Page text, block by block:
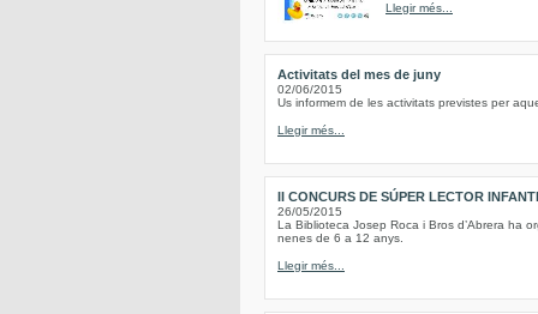
Llegir més...
Activitats del mes de juny
02/06/2015
Us informem de les activitats previstes per
Llegir més...
II CONCURS DE SÚPER LECTOR
26/05/2015
La Biblioteca Josep Roca i Bros d’Abrera ha
nenes de 6 a 12 anys.
Llegir més...